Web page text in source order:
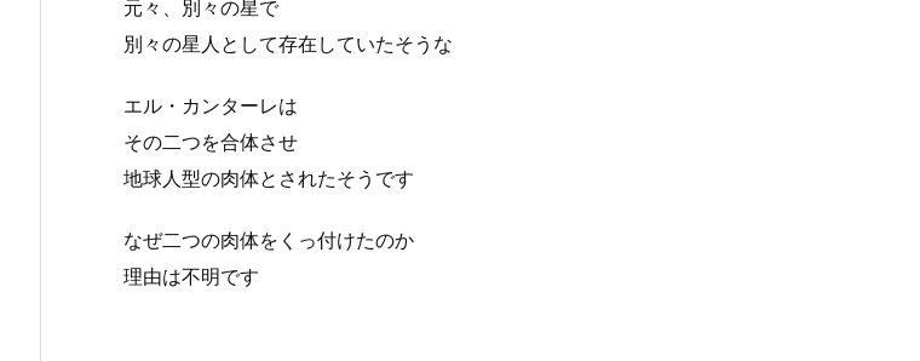
元々、別々の星で
別々の星人として存在していたそうな
エル・カンターレは
その二つを合体させ
地球人型の肉体とされたそうです
なぜ二つの肉体をくっ付けたのか
理由は不明です